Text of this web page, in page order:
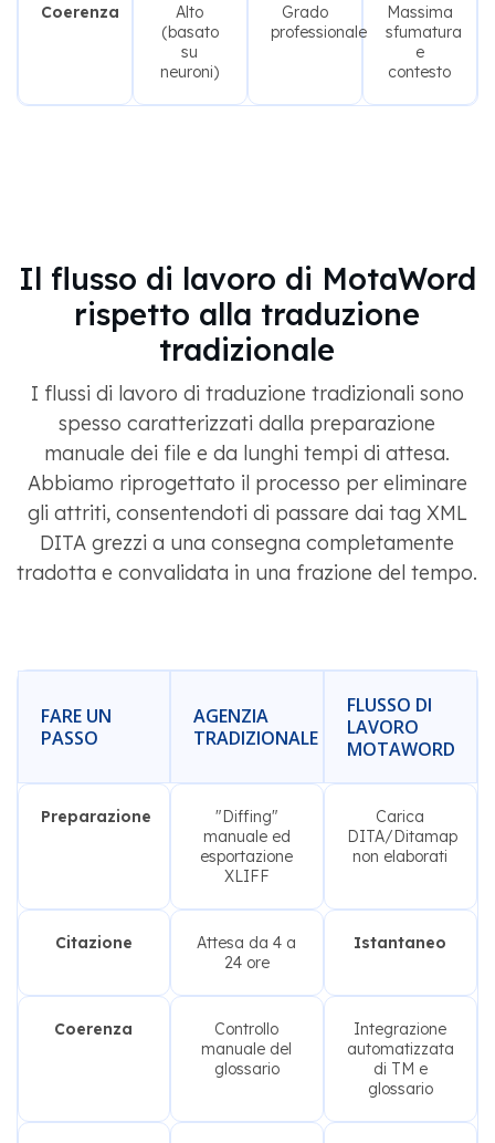
Coerenza
Alto
(basato
su
neuroni)
Grado
professionale
Massima
sfumatura
e
contesto
Il flusso di lavoro di MotaWord
rispetto alla traduzione
tradizionale
I flussi di lavoro di traduzione tradizionali sono
spesso caratterizzati dalla preparazione
manuale dei file e da lunghi tempi di attesa.
Abbiamo riprogettato il processo per eliminare
gli attriti, consentendoti di passare dai tag XML
DITA grezzi a una consegna completamente
tradotta e convalidata in una frazione del tempo.
FARE UN
PASSO
AGENZIA
TRADIZIONALE
FLUSSO DI
LAVORO
MOTAWORD
Preparazione
"Diffing"
manuale ed
esportazione
XLIFF
Carica
DITA/Ditamap
non elaborati
Citazione
Attesa da 4 a
24 ore
Istantaneo
Coerenza
Controllo
manuale del
glossario
Integrazione
automatizzata
di TM e
glossario